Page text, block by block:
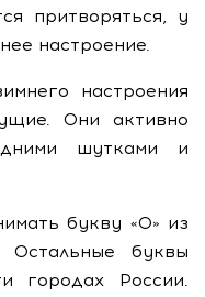
притворяться, у
настроение.
настроения
Они активно
шутками и
букву «О» из
буквы
городах России.